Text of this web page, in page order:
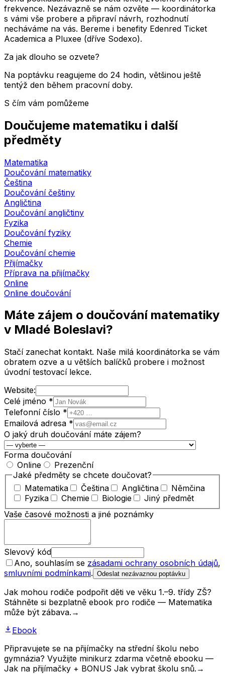
frekvence. Nezávazně se nám ozvěte — koordinátorka
s vámi vše probere a připraví návrh, rozhodnutí
necháváme na vás. Bereme i benefity Edenred Ticket
Academica a Pluxee (dříve Sodexo).
Za jak dlouho se ozvete?
Na poptávku reagujeme do 24 hodin, většinou ještě
tentýž den během pracovní doby.
S čím vám pomůžeme
Doučujeme matematiku i další
předměty
Matematika
Doučování matematiky
Čeština
Doučování češtiny
Angličtina
Doučování angličtiny
Fyzika
Doučování fyziky
Chemie
Doučování chemie
Přijímačky
Příprava na přijímačky
Online
Online doučování
Máte zájem o doučování matematiky
v Mladé Boleslavi?
Stačí zanechat kontakt. Naše milá koordinátorka se vám
obratem ozve a u větších balíčků probere i možnost
úvodní testovací lekce.
Website:
Celé jméno *
Telefonní číslo *
Emailová adresa *
O jaký druh doučování máte zájem?
Forma doučování
Online
Prezenční
Jaké předměty se chcete doučovat?
Matematika
Čeština Angličtina
Němčina
Fyzika
Chemie Biologie
Jiný předmět
Vaše časové možnosti a jiné poznámky
Slevový kód
Ano, souhlasím se zásadami ochrany osobních údajů,
smluvními podmínkami. Odeslat nezávaznou poptávku
Jak mohou rodiče podpořit děti ve věku 1.–9. třídy ZŠ?
Stáhněte si bezplatně ebook pro rodiče — Matematika
může být zábava. →
Ebook
Připravujete se na přijímačky na střední školu nebo
gymnázia? Využijte minikurz zdarma včetně ebooku —
Jak na přijímačky + BONUS Jak vybrat školu snů. →